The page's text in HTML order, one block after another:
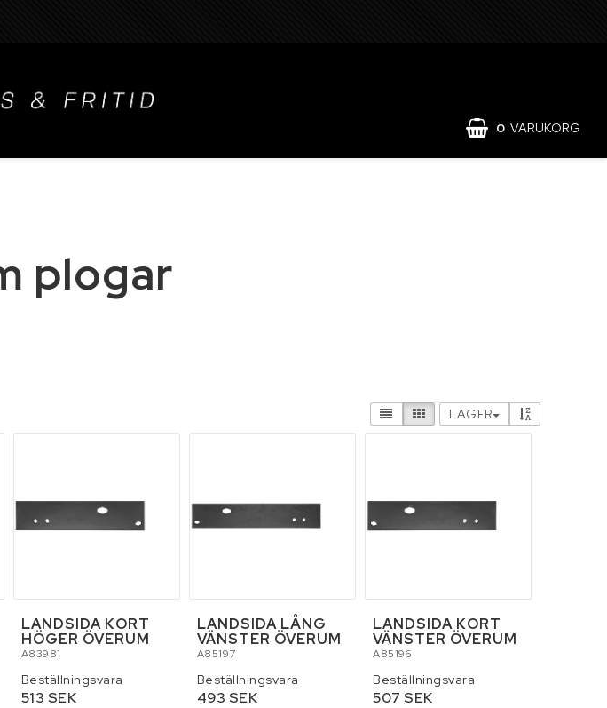
0 VARUKORG
Garagetält och förvaring
Verktyg
plogar
LAGER
LANDSIDA KORT
HÖGER ÖVERUM
A83981
Beställningsvara
513 SEK
LANDSIDA LÅNG
VÄNSTER ÖVERUM
A85197
Beställningsvara
493 SEK
LANDSIDA KORT
VÄNSTER ÖVERUM
A85196
Beställningsvara
507 SEK